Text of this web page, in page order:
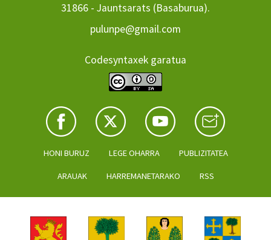
31866 - Jauntsarats (Basaburua).
pulunpe@gmail.com
Codesyntaxek garatua
HONI BURUZ LEGE OHARRA PUBLIZITATEA
ARAUAK HARREMANETARAKO RSS